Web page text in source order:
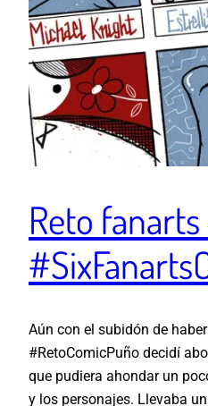
Reto fanarts
Aún con el subidón de
#RetoComicPuño decidí
que pudiera ahondar un
y los personajes. Llevaba